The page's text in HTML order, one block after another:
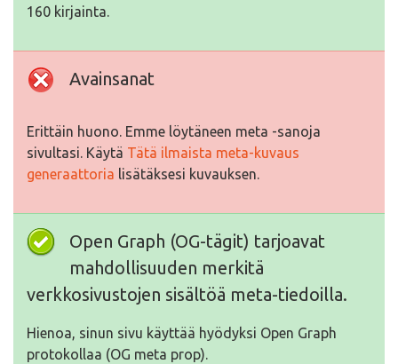
160 kirjainta.
Avainsanat
Erittäin huono. Emme löytäneen meta -sanoja
sivultasi. Käytä Tätä ilmaista meta-kuvaus
generaattoria lisätäksesi kuvauksen.
Open Graph (OG-tägit) tarjoavat
mahdollisuuden merkitä
verkkosivustojen sisältöä meta-tiedoilla.
Hienoa, sinun sivu käyttää hyödyksi Open Graph
protokollaa (OG meta prop).